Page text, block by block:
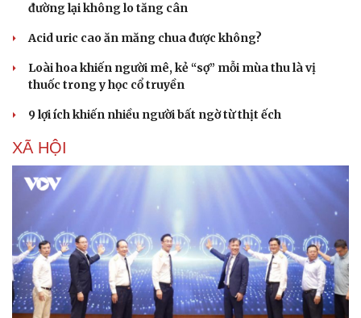
đường lại không lo tăng cân
Acid uric cao ăn măng chua được không?
Loài hoa khiến người mê, kẻ “sợ” mỗi mùa thu là vị
thuốc trong y học cổ truyền
9 lợi ích khiến nhiều người bất ngờ từ thịt ếch
XÃ HỘI